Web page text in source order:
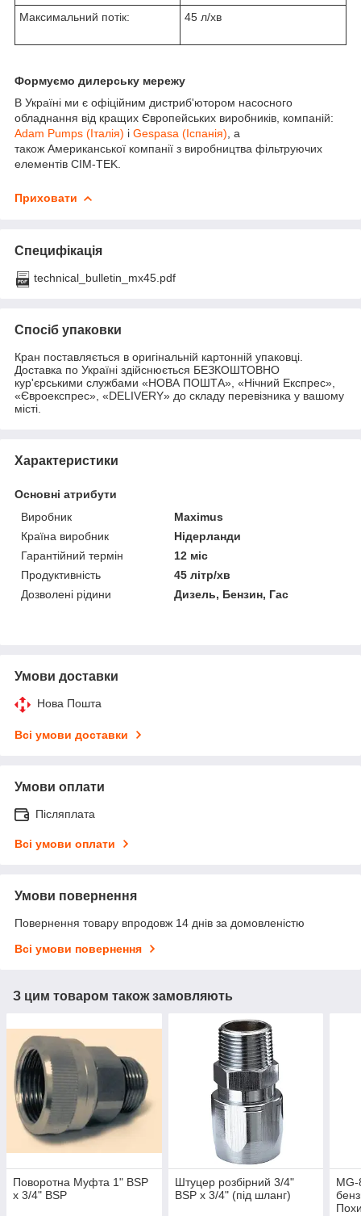
Максимальний потік:
45 л/хв
Формуємо дилерську мережу
В Україні ми є офіційним дистриб'ютором насосного
обладнання від кращих Європейських виробників, компаній:
Adam Pumps (Італія) і Gespasa (Іспанія) , а
також Американської компанії з виробництва фільтруючих
елементів CIM-TEK.
Приховати
Специфікація
technical_bulletin_mx45.pdf
Спосіб упаковки
Кран поставляється в оригінальній картонній упаковці.
Доставка по Україні здійснюється БЕЗКОШТОВНО
кур'єрськими службами «НОВА ПОШТА», «Нічний Експрес»,
«Євроекспрес», «DELIVERY» до складу перевізника у вашому
місті.
Характеристики
Основні атрибути
Виробник
Maximus
Країна виробник
Нідерланди
Гарантійний термін
12 міс
Продуктивність
45 літр/хв
Дозволені рідини
Дизель, Бензин, Гас
Умови доставки
Нова Пошта
Всі умови доставки
Умови оплати
Післяплата
Всі умови оплати
Умови повернення
Повернення товару впродовж 14 днів за домовленістю
Всі умови повернення
З цим товаром також замовляють
Поворотна Муфта 1" BSP
х 3/4" BSP
Штуцер розбірний 3/4"
BSP х 3/4" (під шланг)
MG-